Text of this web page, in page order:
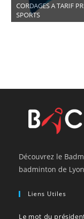
CORDAGES A TARIF
SPORTS
Découvrez le
badminton de
Liens Utiles
Le mot du